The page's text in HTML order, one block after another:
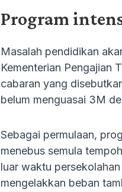
Program
Masalah pendidikan
Kementerian Pengajian
cabaran yang
belum menguasai 3M
Sebagai permulaan,
menebus semula
luar waktu
mengelakkan beban